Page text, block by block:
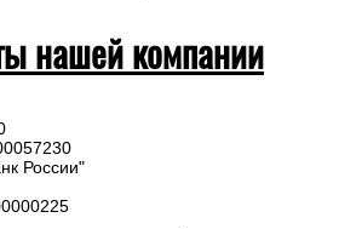
нашей компании
России"